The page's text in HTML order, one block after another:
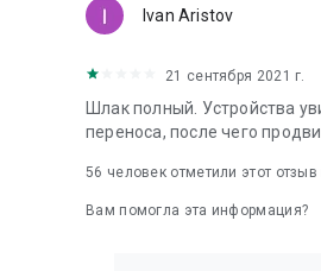
Ivan Aristov
21 сентября 2021 г.
Шлак полный. Устройства
переноса, после чего
56 человек отметили этот
Вам помогла эта информация?